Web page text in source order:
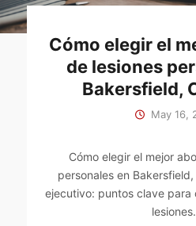
Cómo elegir el
de lesiones
Bakersfield,
May 16,
Cómo elegir el mejor
personales en
ejecutivo: puntos clave